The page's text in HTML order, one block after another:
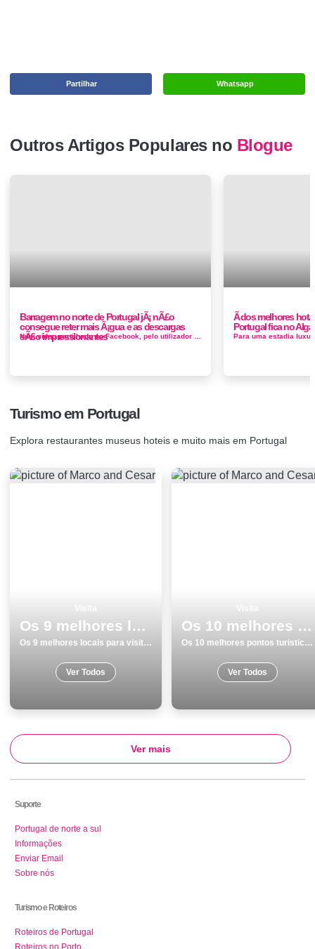
Whatsapp
Partilhar
Outros Artigos Populares no Blogue
Barragem no norte de Portugal jÃ¡ nÃ£o
consegue reter mais Ã¡gua e as descargas
sÃ£o impressionantes
Ã dos melhores
Portugal fica no
Turismo em Portugal
Explora restaurantes museus hoteis e muito mais em Portugal
Os 9 melhores locais para visitar na Ilha de SÃ£o Miguel
Os 9 melhores locais para visitar na Ilha de SÃ£o Miguel
Ver Todos
Os 10 melhores pontos turisticos para conhecer e visitar em Cascais
Os 10 melhores pontos turisticos para conhecer e visitar em Cascais
Ver Todos
Ver mais
Suporte
Portugal de norte a sul
Informações
Enviar Email
Sobre nós
Turismo e Roteiros
Roteiros de Portugal
Roteiros no Porto